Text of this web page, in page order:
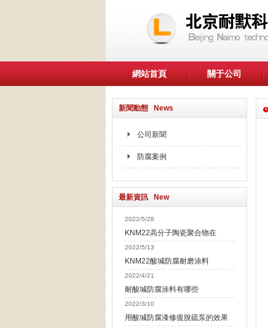
網站首頁 關于公司
新聞動態 News
公司新聞
防腐案例
最新資訊 New
2022/5/28
KNM22高分子陶瓷聚合物在
2022/5/13
KNM22酸堿防腐耐磨涂料
2022/4/21
耐酸堿防腐涂料有哪些
2022/3/10
用酸堿防腐漆修復脫硫泵的效果